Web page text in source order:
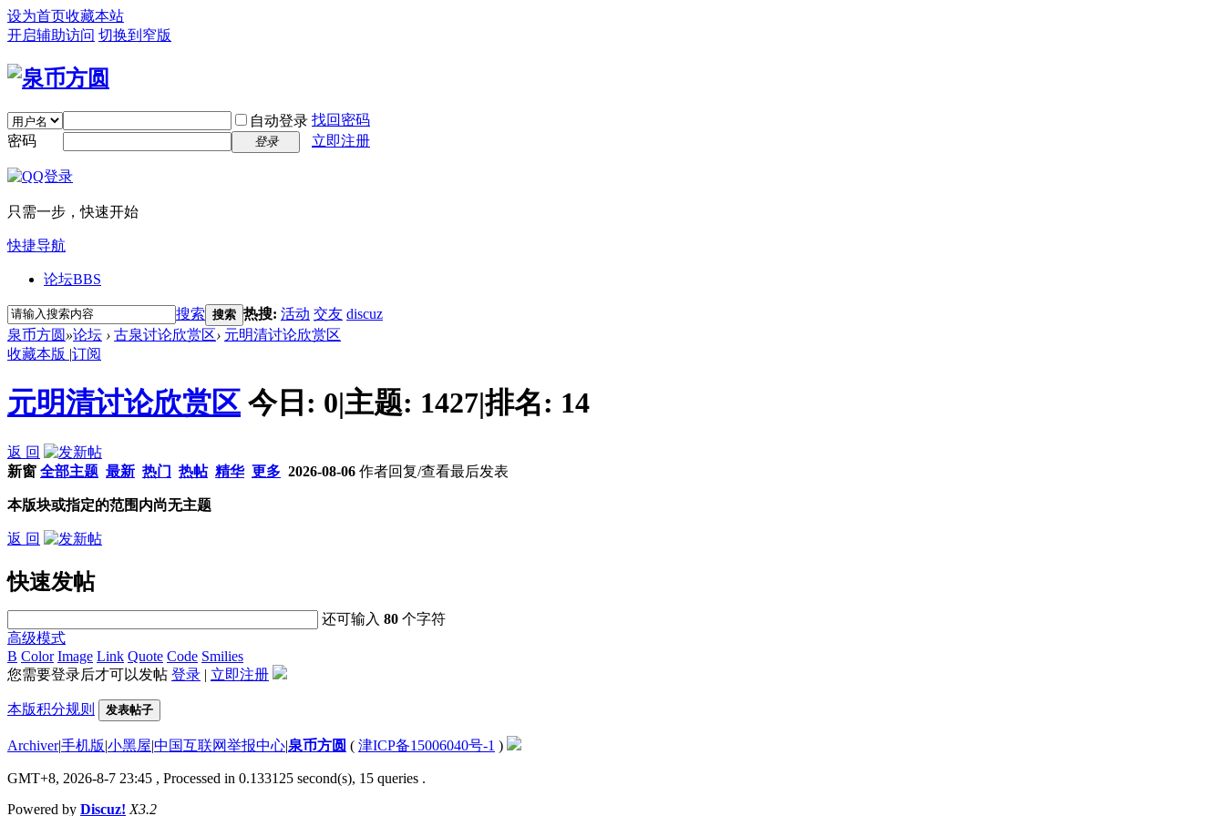
设为首页收藏本站
开启辅助访问 切换到窄版
自动登录 找回密码
密码
登录 立即注册
只需一步，快速开始
快捷导航
论坛BBS
搜索 搜索 热搜: 活动 交友 discuz
泉币方圆 »论坛 › 古泉讨论欣赏区› 元明清讨论欣赏区
收藏本版 |订阅
元明清讨论欣赏区 今日: 0|主题: 1427|排名: 14
返 回
新窗 全部主题 最新 热门 热帖 精华 更多 2026-08-06 作者回复/查看最后发表
本版块或指定的范围内尚无主题
返 回
快速发帖
还可输入80 个字符
高级模式
B Color Image Link Quote Code Smilies
您需要登录后才可以发帖 登录 | 立即注册
本版积分规则 发表帖子
Archiver|手机版|小黑屋|中国互联网举报中心|泉币方圆 ( 津ICP备15006040号-1 )
GMT+8, 2026-8-7 23:45 , Processed in 0.133125 second(s), 15 queries .
Powered by Discuz! X3.2